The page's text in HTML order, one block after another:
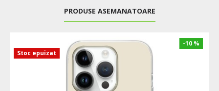
PRODUSE ASEMANATOARE
-10 %
Stoc epuizat